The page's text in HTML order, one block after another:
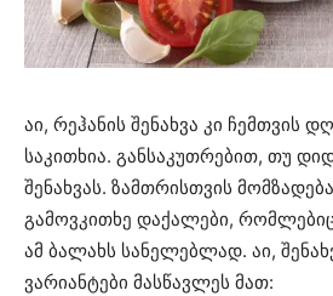
აი, რეჰანის შენახვა კი ჩემთვის
საკითხია. განსაკუთრებით, თუ
შენახვას. ზამთრისთვის
გამოვკითხე დაქალები, რომლებიც
ამ ბალახს სანელებლად. აი,
ვარიანტები მასწავლეს მათ: